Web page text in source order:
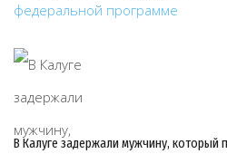
В Калуге задержали мужчину, который